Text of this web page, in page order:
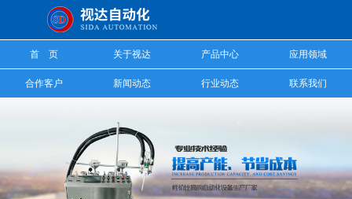
首 页 关于视达 产品中心 应用领域
合作客户 新闻动态 行业动态 联系我们
信息搜索
搜索